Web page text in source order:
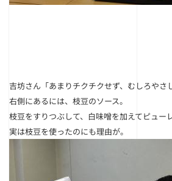
吉坊さん「あまりチクチクせず、むしろやさ
右側にあるには、 枝豆のソース。
枝豆をすりつぶして、白味噌を加えてピュー
実は枝豆を使ったのにも理由が。